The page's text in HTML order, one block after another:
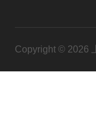
Copyright © 2026